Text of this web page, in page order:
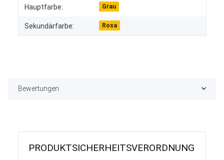
Produkteigenschaft
Wert
Hauptfarbe: Grau
Sekundärfarbe: Rosa
Bewertungen
PRODUKT­SICHER­HEITS­VER­ORD­NUNG